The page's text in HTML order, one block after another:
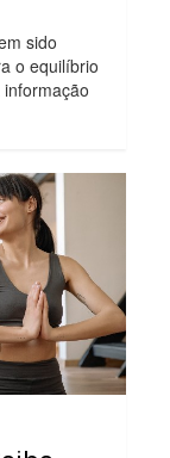
sido
o equilíbrio